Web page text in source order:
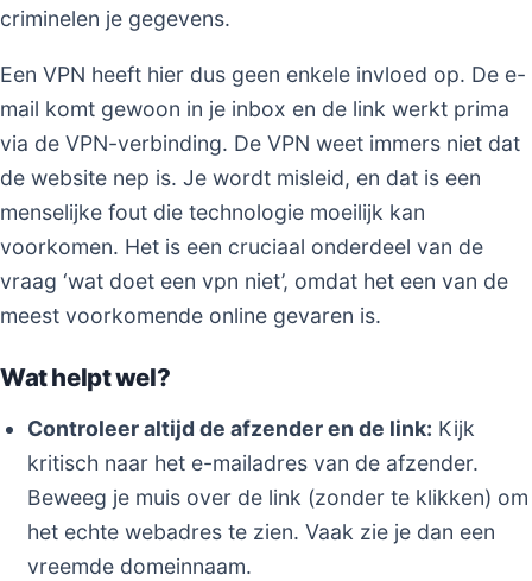
criminelen je gegevens.
Een VPN heeft hier dus geen enkele invloed op. De e-
mail komt gewoon in je inbox en de link werkt prima
via de VPN-verbinding. De VPN weet immers niet dat
de website nep is. Je wordt misleid, en dat is een
menselijke fout die technologie moeilijk kan
voorkomen. Het is een cruciaal onderdeel van de
vraag ‘wat doet een vpn niet’, omdat het een van de
meest voorkomende online gevaren is.
Wat helpt wel?
Controleer altijd de afzender en de link: Kijk
kritisch naar het e-mailadres van de afzender.
Beweeg je muis over de link (zonder te klikken) om
het echte webadres te zien. Vaak zie je dan een
vreemde domeinnaam.